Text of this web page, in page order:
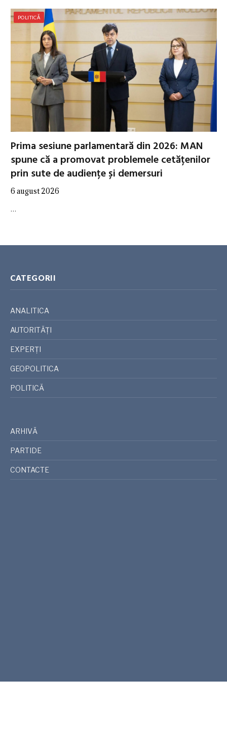
POLITICĂ
Prima sesiune parlamentară din 2026: MAN
spune că a promovat problemele cetățenilor
prin sute de audiențe și demersuri
6 august 2026
…
CATEGORII
ANALITICA
AUTORITĂȚI
EXPERȚI
GEOPOLITICA
POLITICĂ
ARHIVĂ
PARTIDE
CONTACTE